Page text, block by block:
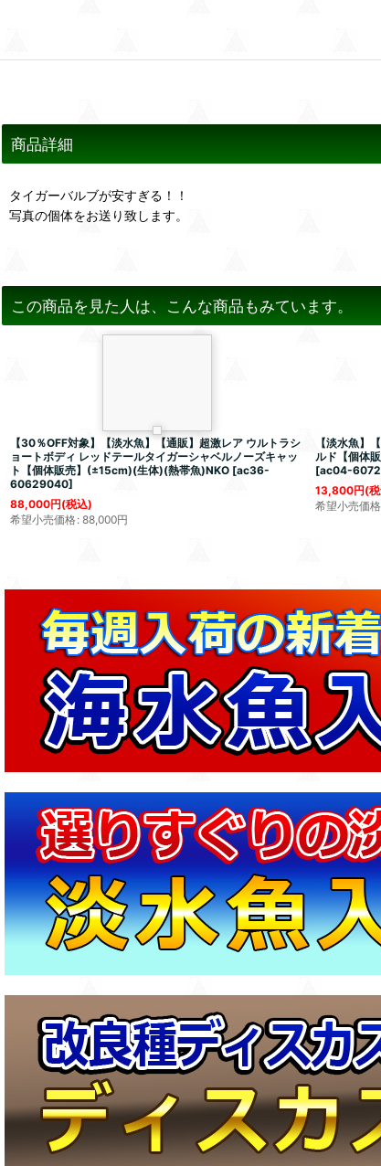
商品詳細
タイガーバルブが安すぎる！！
写真の個体をお送り致します。
この商品を見た人は、こんな商品もみています。
【30％OFF対象】【淡水魚】【通販】超激レア ウルトラシ
ョートボディ レッドテールタイガーシャベルノーズキャッ
ト【個体販売】(±15cm)(生体)(熱帯魚)NKO [ac36-
60629040]
88,000円(税込)
希望小売価格: 88,000円
【淡水魚】
ルド【個体
[ac04-
13,800円(
希望小売価格